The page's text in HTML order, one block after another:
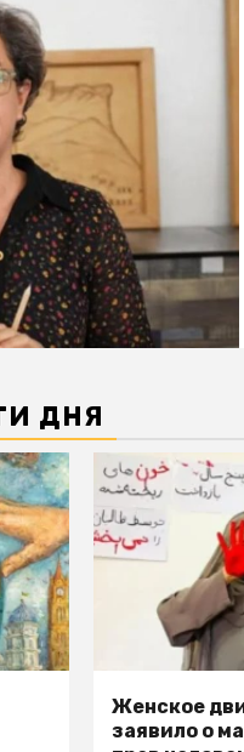
ДНЯ
Женское
заявило о